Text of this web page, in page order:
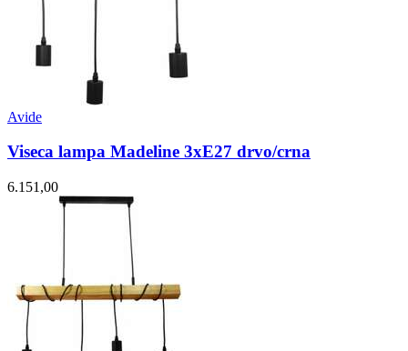
Avide
Viseca lampa Madeline 3xE27 drvo/crna
6.151,00